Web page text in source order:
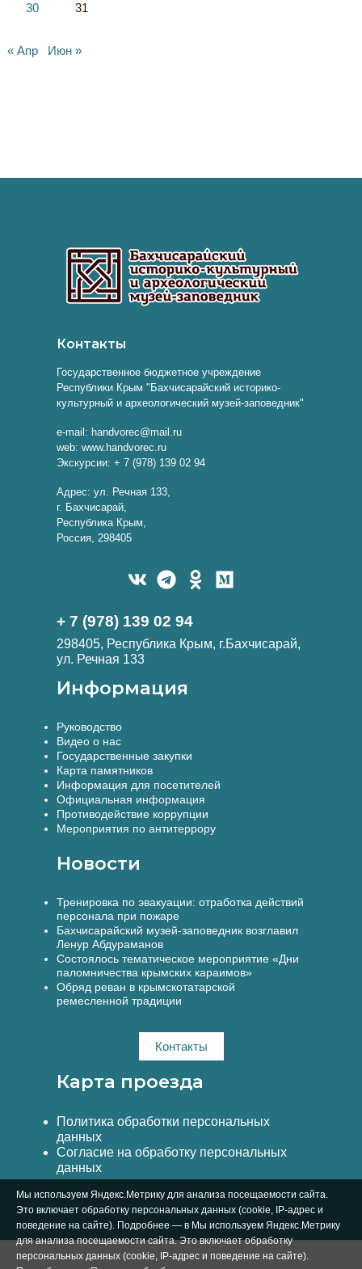
30
31
« Апр Июн »
Контакты
Государственное бюджетное учреждение
Республики Крым "Бахчисарайский историко-
культурный и археологический музей-заповедник"
e-mail: handvorec@mail.ru
web: www.handvorec.ru
Экскурсии: + 7 (978) 139 02 94
Адрес: ул. Речная 133,
г. Бахчисарай,
Республика Крым,
Россия, 298405
+ 7 (978) 139 02 94
298405, Республика Крым, г.Бахчисарай,
ул. Речная 133
Информация
Руководство
Видео о нас
Государственные закупки
Карта памятников
Информация для посетителей
Официальная информация
Противодействие коррупции
Мероприятия по антитеррору
Новости
Тренировка по эвакуации: отработка действий
персонала при пожаре
Бахчисарайский музей-заповедник возглавил
Ленур Абдураманов
Состоялось тематическое мероприятие «Дни
паломничества крымских караимов»
Обряд реван в крымскотатарской
ремесленной традиции
Контакты
Карта проезда
Политика обработки персональных
данных
Согласие на обработку персональных
данных
Мы используем Яндекс.Метрику для анализа посещаемости сайта.
Это включает обработку персональных данных (cookie, IP-адрес и
поведение на сайте). Подробнее — в Мы используем Яндекс.Метрику
для анализа посещаемости сайта. Это включает обработку
персональных данных (cookie, IP-адрес и поведение на сайте).